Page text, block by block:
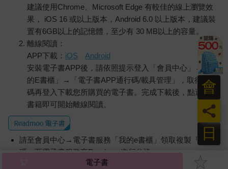
建議使用Chrome、Microsoft Edge 有較佳的線上瀏覽效
果， iOS 16 或以上版本，Android 6.0 以上版本，建議裝
置有6GB以上的記憶體，至少有 30 MB以上的容量。
離線閱讀：
APP下載： iOS
Android
安裝電子書APP後，請依照提示登入「會員中心」→「我
的E書櫃」→「電子書APP通行碼/載具管理」，取得通行
碼再登入下載您所購買的電子書。完成下載後，點選任一
書籍即可開始離線閱讀。
請至會員中心→電子書服務「我的e書櫃」領取複製『兌換
碼』至電子書服務商Readmoo進行兌換。
電子書
日
員
會